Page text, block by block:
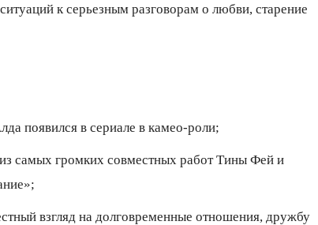
к серьезным разговорам о любви, старение
появился в сериале в камео-роли;
самых громких совместных работ Тины Фей и
взгляд на долговременные отношения, дружбу